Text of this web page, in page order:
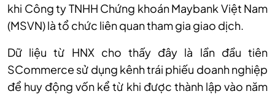
khi Công ty TNHH Chứng khoán Maybank Việt Nam
(MSVN) là tổ chức liên quan tham gia giao dịch.
Dữ liệu từ HNX cho thấy đây là lần đầu tiên
SCommerce sử dụng kênh trái phiếu doanh nghiệp
để huy động vốn kể từ khi được thành lập vào năm